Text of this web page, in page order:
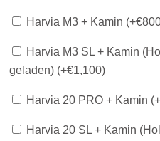
Harvia M3 + Kamin (+€
Harvia M3 SL + Kamin
geladen) (+€1,100)
Harvia 20 PRO + Kamin (+
Harvia 20 SL + Kamin